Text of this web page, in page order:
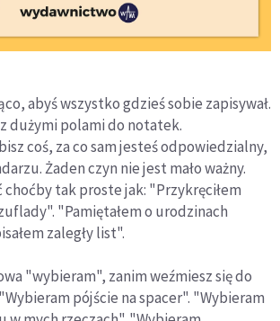
abyś wszystko gdzieś sobie zapisywał.
dużymi polami do notatek.
coś, za co sam jesteś odpowiedzialny,
Żaden czyn nie jest mało ważny.
tak proste jak: "Przykręciłem
"Pamiętałem o urodzinach
zaległy list".
"wybieram", zanim weźmiesz się do
pójście na spacer". "Wybieram